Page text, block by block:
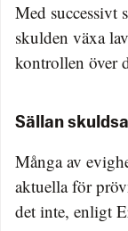
Med successivt
skulden växa
kontrollen över
Sällan
Många av
aktuella för
det inte, enligt